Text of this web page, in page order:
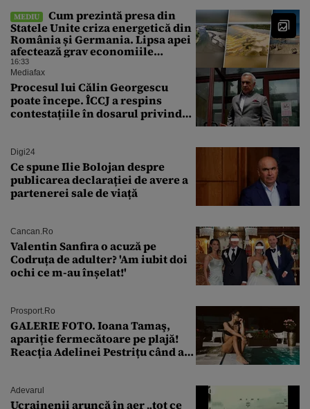
MEDIU
Cum prezintă presa din
Statele Unite criza energetică din
România și Germania. Lipsa apei
afectează grav economiile
Europei
16:33
Mediafax
Procesul lui Călin Georgescu
poate începe. ÎCCJ a respins
contestațiile în dosarul privind
Digi24
Ce spune Ilie Bolojan despre
publicarea declarației de avere a
partenerei sale de viață
Cancan.ro
Valentin Sanfira o acuză pe
Codruța de adulter? 'Am iubit doi
ochi ce m-au înșelat!'
Prosport.ro
GALERIE FOTO. Ioana Tamaş,
apariție fermecătoare pe plajă!
Reacția Adelinei Pestrițu când a
Adevarul
Ucrainenii aruncă în aer „tot ce